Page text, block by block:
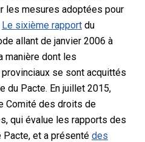
les mesures adoptées pour
Le sixième rapportdu
allant de janvier 2006 à
manière dont les
se sont acquittés
du Pacte. En juillet 2015,
Comité des droits de
qui évalue les rapports des
et a présenté des